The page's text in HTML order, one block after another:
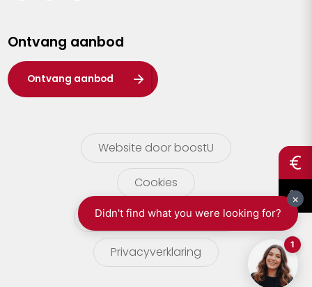
Waasland
Wuustwezel
Zoersel
Ontvang aanbod
Ontvang aanbod
Website door boostU
Cookies
gebruikersvoorwaarden
Privacyverklaring